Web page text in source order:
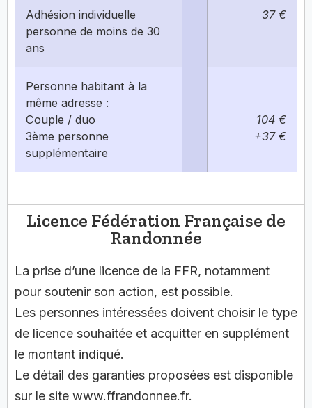
Adhésion individuelle
personne de moins de 30
ans
37 €
Personne habitant à la
même adresse :
Couple / duo
3ème personne
supplémentaire
104 €
+37 €
Licence Fédération Française de
Randonnée
La prise d’une licence de la FFR, notamment
pour soutenir son action, est possible.
Les personnes intéressées doivent choisir le type
de licence souhaitée et acquitter en supplément
le montant indiqué.
Le détail des garanties proposées est disponible
sur le site www.ffrandonnee.fr.